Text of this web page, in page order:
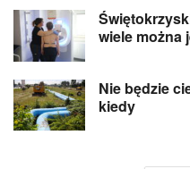
wiele można
Nie będzie
kiedy